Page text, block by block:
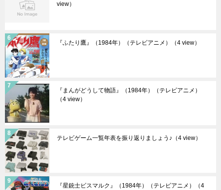
view）
『ふたり鷹』（1984年）（テレビアニメ） （4 view）
『まんがどうして物語』（1984年）（テレビアニメ）
（4 view）
テレビゲーム一覧年表を振り返りましょう♪ （4 view）
『星銃士ビスマルク』（1984年）（テレビアニメ）
（4